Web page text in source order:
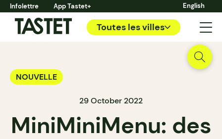
Infolettre App Tastet+ English
Toutes les villes
NOUVELLE
29 October 2022
MiniMiniMenu: des